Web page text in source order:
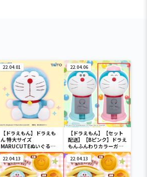
22.04.01
【ドラえもん】ドラえも
ん 特大サイズ
MARUCUTEぬいぐるみ
vol.2
22.04.06
【ドラえもん】【セット
配送】【Bピンク】ドラえ
もんふんわりカラーガム
ガチャ
22.04.13 22.04.13